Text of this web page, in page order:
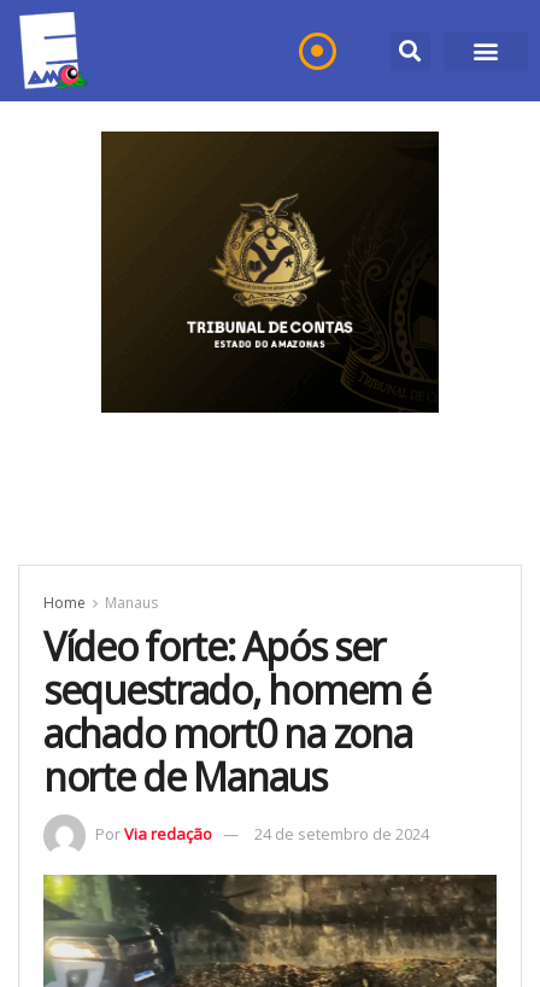
Home Manaus
Vídeo forte: Após ser
sequestrado, homem é
achado mort0 na zona
norte de Manaus
PorVia redação 24 de setembro de 2024